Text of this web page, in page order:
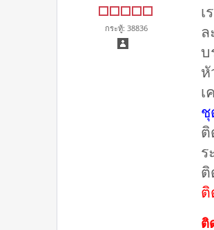
กระทู้: 38836
เ
ล
บ
หั
เ
ติ
ร
ติ
ติ
ติ